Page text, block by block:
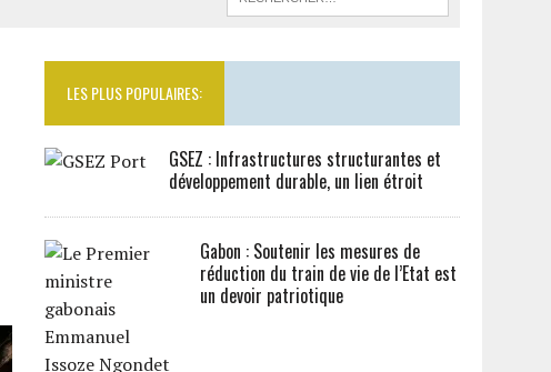
LES PLUS POPULAIRES:
GSEZ : Infrastructures structurantes et
développement durable, un lien étroit
Gabon : Soutenir les mesures de
réduction du train de vie de l’Etat est
un devoir patriotique